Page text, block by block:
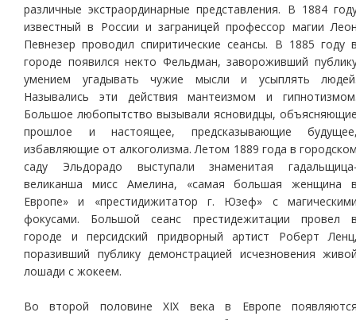
различные экстраординарные представления. В 1884
известный в России и заграницей профессор магии
Певнезер проводил спиритические сеансы. В 1885 году
городе появился некто Фельдман, завороживший
умением угадывать чужие мысли и усыплять
Назывались эти действия мантеизмом и
Большое любопытство вызывали ясновидцы,
прошлое и настоящее, предсказывающие
избавляющие от алкоголизма. Летом 1889 года в
саду Эльдорадо выступали знаменитая
великанша мисс Амелина, «самая большая женщина
Европе» и «престидижитатор г. Юзеф» с
фокусами. Большой сеанс престидежитации провел
городе и персидский придворный артист Роберт
поразивший публику демонстрацией исчезновения
лошади с жокеем.
Во второй половине XIX века в Европе